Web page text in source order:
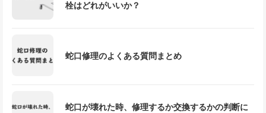
栓はどれがいいか？
蛇口修理のよくある質問まとめ
蛇口が壊れた時、修理するか交換するかの判断に